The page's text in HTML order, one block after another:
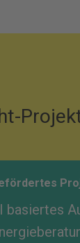
basiertes